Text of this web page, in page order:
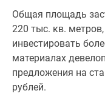
комнатные
комнатные
комнатные
Квартиры
Общая площадь
220 тыс. кв.
инвестировать
материалах
предложения на
рублей.